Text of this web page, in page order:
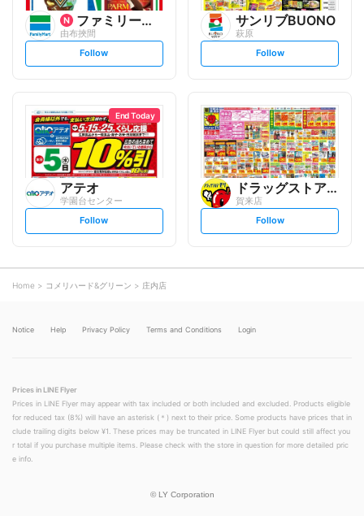
ファミリーマート
由布挾間
s
t
o
w
Follow
サンリブBUONO
萩原
s
t
l
o
w
Follow
End Today
アテオ
学園台センター
s
t
o
Follow
ドラッグストアモリ
賀来店
s
t
Follow
Home コメリハード&グリーン 庄内店
Notice Help Privacy Policy Terms and Conditions Login
Prices in LINE Flyer
Prices in LINE Flyer may appear with tax included or both included and excluded. Products eligible
for reduced tax (8%) will have an asterisk (＊) next to their price. Some products have prices that in
clude trailing digits below ¥1. These prices may be truncated in LINE Flyer but could still affect you
r total if you purchase multiple items. Please check with the store in question for more detailed pric
e info.
© LY Corporation